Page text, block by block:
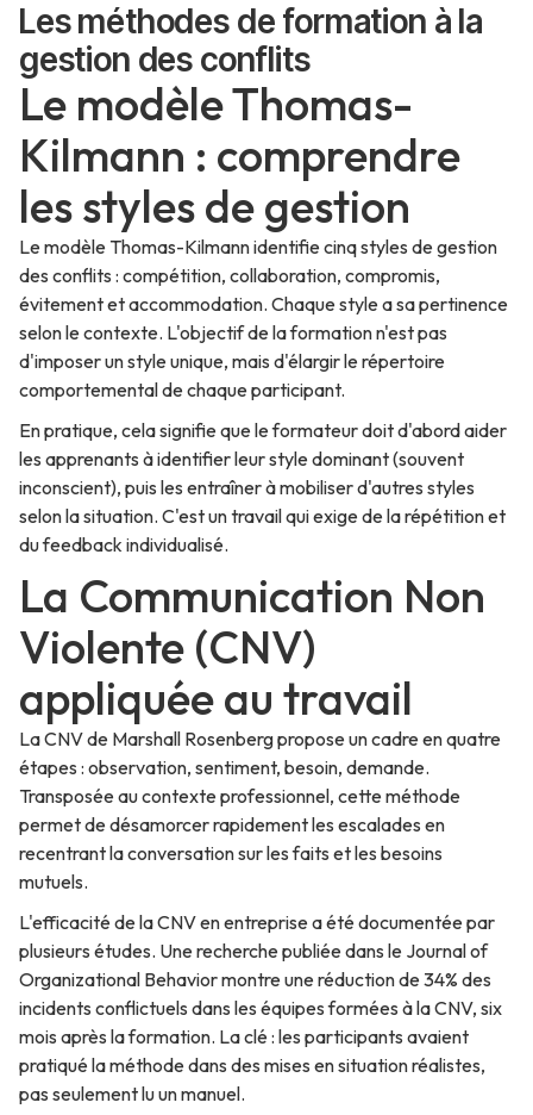
Les méthodes de formation à la
gestion des conflits
Le modèle Thomas-
Kilmann : comprendre
les styles de gestion
Le modèle Thomas-Kilmann identifie cinq styles de gestion
des conflits : compétition, collaboration, compromis,
évitement et accommodation. Chaque style a sa pertinence
selon le contexte. L'objectif de la formation n'est pas
d'imposer un style unique, mais d'élargir le répertoire
comportemental de chaque participant.
En pratique, cela signifie que le formateur doit d'abord aider
les apprenants à identifier leur style dominant (souvent
inconscient), puis les entraîner à mobiliser d'autres styles
selon la situation. C'est un travail qui exige de la répétition et
du feedback individualisé.
La Communication Non
Violente (CNV)
appliquée au travail
La CNV de Marshall Rosenberg propose un cadre en quatre
étapes : observation, sentiment, besoin, demande.
Transposée au contexte professionnel, cette méthode
permet de désamorcer rapidement les escalades en
recentrant la conversation sur les faits et les besoins
mutuels.
L'efficacité de la CNV en entreprise a été documentée par
plusieurs études. Une recherche publiée dans le Journal of
Organizational Behavior montre une réduction de 34% des
incidents conflictuels dans les équipes formées à la CNV, six
mois après la formation. La clé : les participants avaient
pratiqué la méthode dans des mises en situation réalistes,
pas seulement lu un manuel.